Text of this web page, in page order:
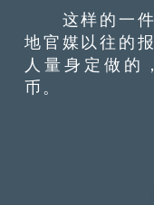
这样的一件
地官媒以往的
人量身定做的
币。